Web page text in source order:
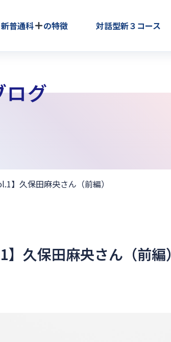
新普通科 の特徴 対話型新３コース
ログ
】久保田麻央さん（前編）
】久保田麻央さん（前編）